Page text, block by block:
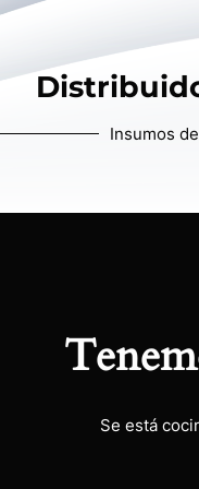
Insumos
Se está